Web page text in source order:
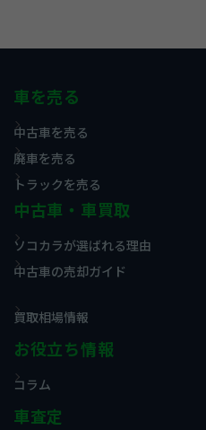
車を売る
中古車を売る
廃車を売る
トラックを売る
中古車・車買取
ソコカラが選ばれる理由
中古車の売却ガイド
買取相場情報
お役立ち情報
コラム
車査定